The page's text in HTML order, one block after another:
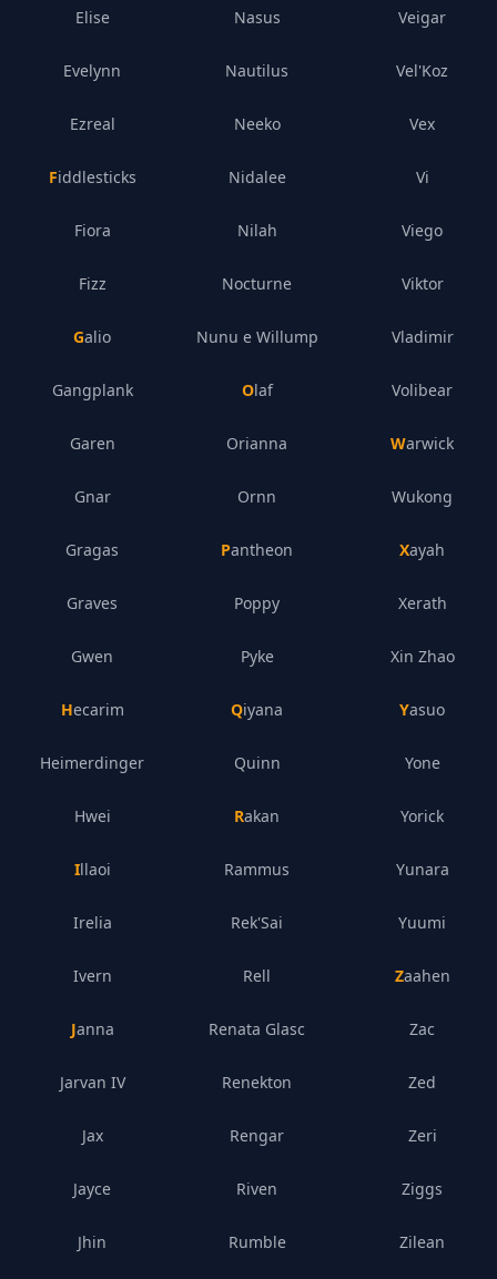
Elise
Evelynn
Ezreal
Fiddlesticks
Fiora
Fizz
Galio
Gangplank
Garen
Gnar
Gragas
Graves
Gwen
Hecarim
Heimerdinger
Hwei
Illaoi
Irelia
Ivern
Janna
Jarvan IV
Jax
Jayce
Jhin
Nasus
Nautilus
Neeko
Nidalee
Nilah
Nocturne
Nunu e Willump
Olaf
Orianna
Ornn
Pantheon
Poppy
Pyke
Qiyana
Quinn
Rakan
Rammus
Rek'Sai
Rell
Renata Glasc
Renekton
Rengar
Riven
Rumble
Veigar
Vel'Koz
Vex
Vi
Viego
Viktor
Vladimir
Volibear
Warwick
Wukong
Xayah
Xerath
Xin Zhao
Yasuo
Yone
Yorick
Yunara
Yuumi
Zaahen
Zac
Zed
Zeri
Ziggs
Zilean